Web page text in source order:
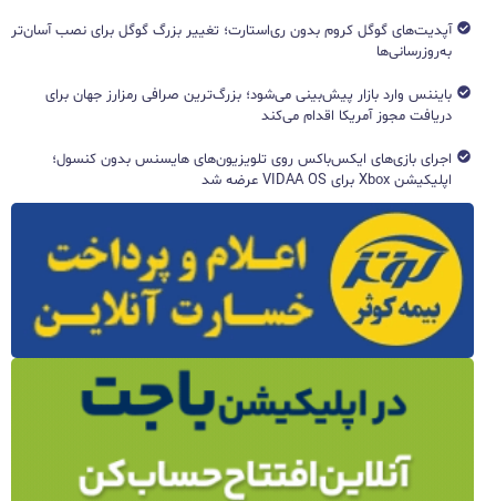
آپدیت‌های گوگل کروم بدون ری‌استارت؛ تغییر بزرگ گوگل برای نصب آسان‌تر
به‌روزرسانی‌ها
بایننس وارد بازار پیش‌بینی می‌شود؛ بزرگ‌ترین صرافی رمزارز جهان برای
دریافت مجوز آمریکا اقدام می‌کند
اجرای بازی‌های ایکس‌باکس روی تلویزیون‌های هایسنس بدون کنسول؛
اپلیکیشن Xbox برای VIDAA OS عرضه شد